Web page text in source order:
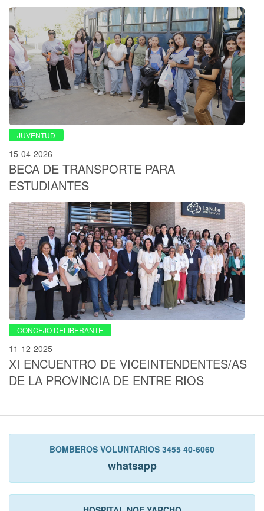
JUVENTUD
15-04-2026
BECA DE TRANSPORTE PARA
ESTUDIANTES
CONCEJO DELIBERANTE
11-12-2025
XI ENCUENTRO DE VICEINTENDENTES/AS
DE LA PROVINCIA DE ENTRE RIOS
BOMBEROS VOLUNTARIOS 3455 40-6060
whatsapp